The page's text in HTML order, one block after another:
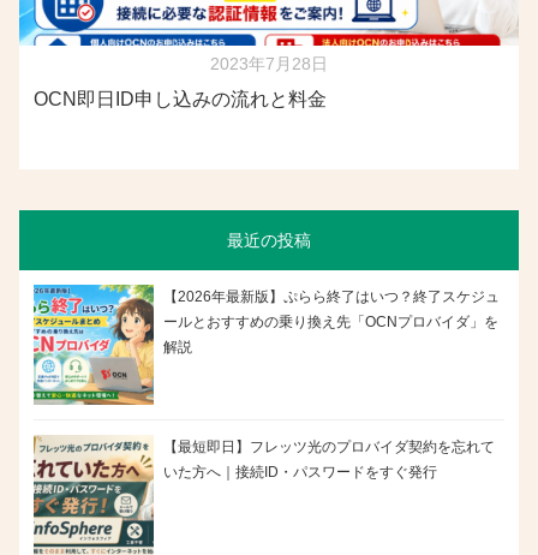
2023年7月28日
OCN即日ID申し込みの流れと料金
最近の投稿
【2026年最新版】ぷらら終了はいつ？終了スケジュ
ールとおすすめの乗り換え先「OCNプロバイダ」を
解説
【最短即日】フレッツ光のプロバイダ契約を忘れて
いた方へ｜接続ID・パスワードをすぐ発行